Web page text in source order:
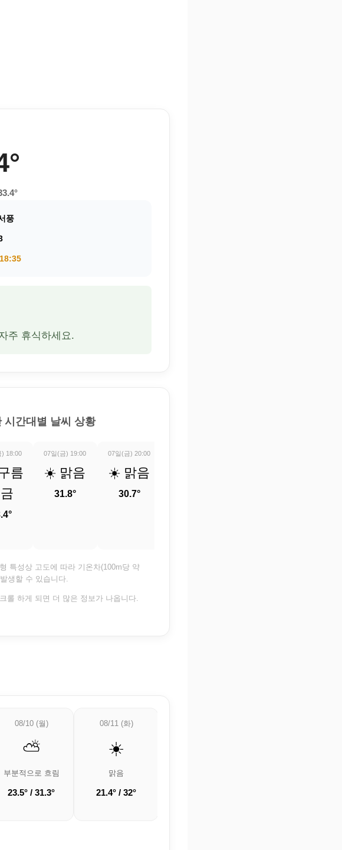
풍
18:35
주 휴식하세요.
시간대별 날씨 상황
) 18:00
름
07일(금) 19:00
☀️ 맑음
31.8°
07일(금) 20:00
☀️ 맑음
30.7°
특성상 고도에 따라 기온차(100m당 약
생할 수 있습니다.
롤 하게 되면 더 많은 정보가 나옵니다.
08/10 (월)
⛅
부분적으로 흐림
23.5° / 31.3°
08/11 (화)
☀️
맑음
21.4° / 32°